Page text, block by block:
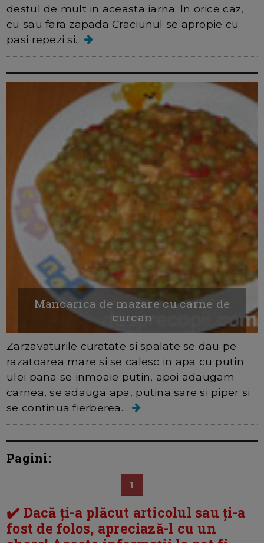
destul de mult in aceasta iarna. In orice caz,
cu sau fara zapada Craciunul se apropie cu
pasi repezi si...
Mancarica de mazare cu carne de
curcan
Zarzavaturile curatate si spalate se dau pe
razatoarea mare si se calesc in apa cu putin
ulei pana se inmoaie putin, apoi adaugam
carnea, se adauga apa, putina sare si piper si
se continua fierberea....
Pagini:
1
✔️ Dacă ți-a plăcut articolul sau ți-a
fost de folos, apreciază-l cu un